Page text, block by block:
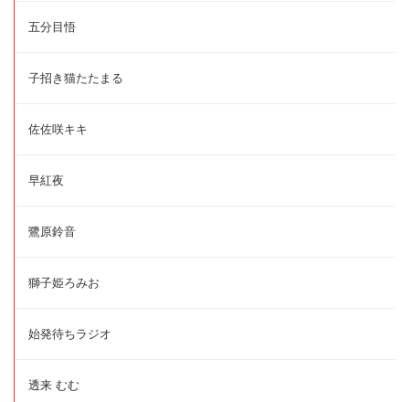
五分目悟
子招き猫たたまる
佐佐咲キキ
早紅夜
鷺原鈴音
獅子姫ろみお
始発待ちラジオ
透来 むむ